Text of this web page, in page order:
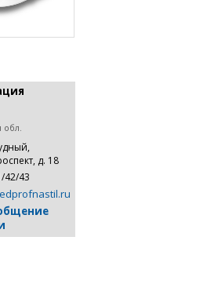
обл.
д. 18
42/43